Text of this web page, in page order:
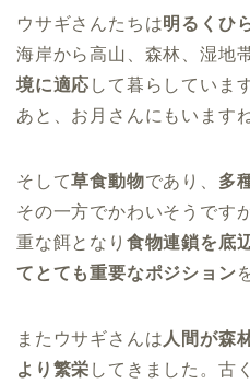
ウサギさんたちは明るくひ
海岸から高山、森林、湿地
境に適応 して暮らしています
あと、お月さんにもいますね
そして草食動物であり、 多
その一方でかわいそうです
重な餌となり 食物連鎖を底
てとても重要なポジション
またウサギさんは 人間が森
より繁栄 してきました。古